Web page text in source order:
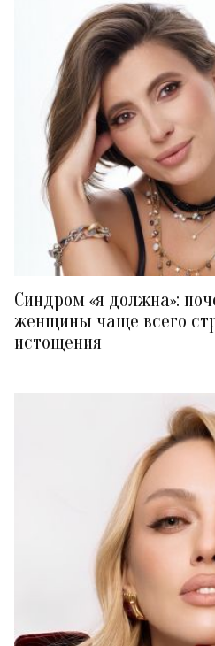
Синдром «я должна»:
женщины чаще всего
истощения